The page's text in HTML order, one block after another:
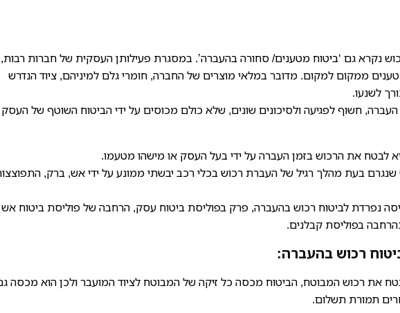
נקרא גם ‘ביטוח מטענים/ סחורה בהעברה’. במסגרת פעילותן העסקית של חברות רבות,
ממקום למקום. מדובר במלאי מוצרים של החברה, חומרי גלם למיניהם, ציוד הנדרש
לשנעו.
חשוף לפגיעה ולסיכונים שונים, שלא כולם מכוסים על ידי הביטוח השוטף של העסק
לבטח את הרכוש בזמן העברה על ידי בעל העסק או מישהו מטעמו.
שנגרם בעת מהלך רגיל של העברת רכוש בכלי רכב יבשתי ממונע על ידי אש, ברק,
נפרדת לביטוח רכוש בהעברה, פרק בפוליסת ביטוח עסק, הרחבה של פוליסת ביטוח אש
בפוליסת קבלנים.
רכוש בהעברה:
את רכוש המבוטח, הביטוח מכסה כל זיקה של המבוטח לציוד המועבר ולכן הוא מכסה
תמורת תשלום.